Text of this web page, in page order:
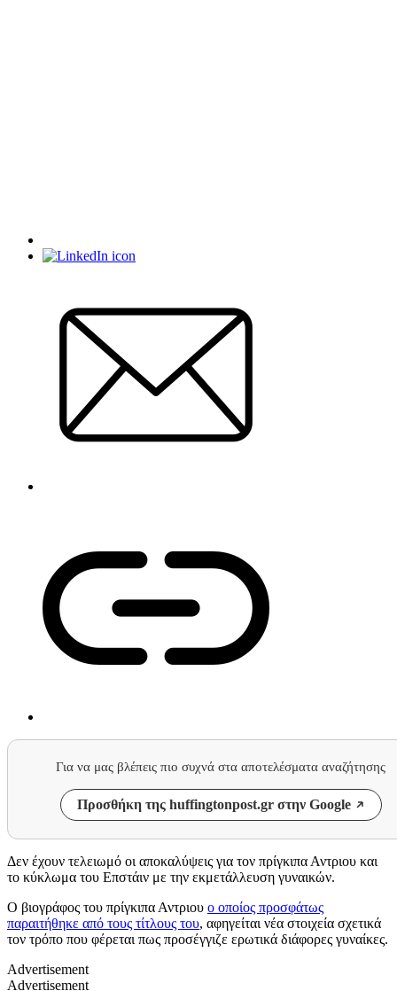
Για να μας βλέπεις πιο συχνά στα αποτελέσματα αναζήτησης
Προσθήκη της huffingtonpost.gr στην Google
Δεν έχουν τελειωμό οι αποκαλύψεις για τον πρίγκιπα Αντριου και
το κύκλωμα του Επστάιν με την εκμετάλλευση γυναικών.
Ο βιογράφος του πρίγκιπα Αντριου ο οποίος προσφάτως
παραιτήθηκε από τους τίτλους του, αφηγείται νέα στοιχεία σχετικά
τον τρόπο που φέρεται πως προσέγγιζε ερωτικά διάφορες γυναίκες.
Advertisement
Advertisement